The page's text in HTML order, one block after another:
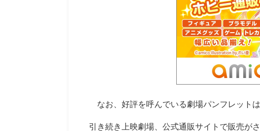
なお、好評を呼んでいる劇場パンフレット
引き続き上映劇場、公式通販サイトで販売が